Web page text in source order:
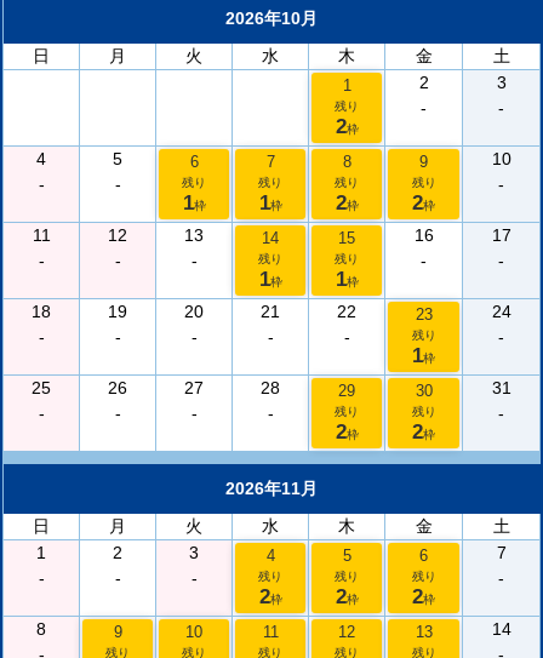
2026年10月
日
月 火 水 木 金 土
1
残り
2枠
2
-
3
-
4
-
5
-
6
残り
1枠
7
残り
1枠
8
残り
2枠
9
残り
2枠
10
-
11
-
12
-
13
-
14
残り
1枠
15
残り
1枠
16
-
17
-
18
-
19
-
20
-
21
-
22
-
23
残り
1枠
24
-
25
-
26
-
27
-
28
-
29
残り
2枠
30
残り
2枠
31
-
2026年11月
日
月 火 水 木 金
土
1
-
2
-
3
-
4
残り
2枠
5
残り
2枠
6
残り
2枠
7
-
8
9
残り
10
残り
11
残り
12
残り
13
残り
14